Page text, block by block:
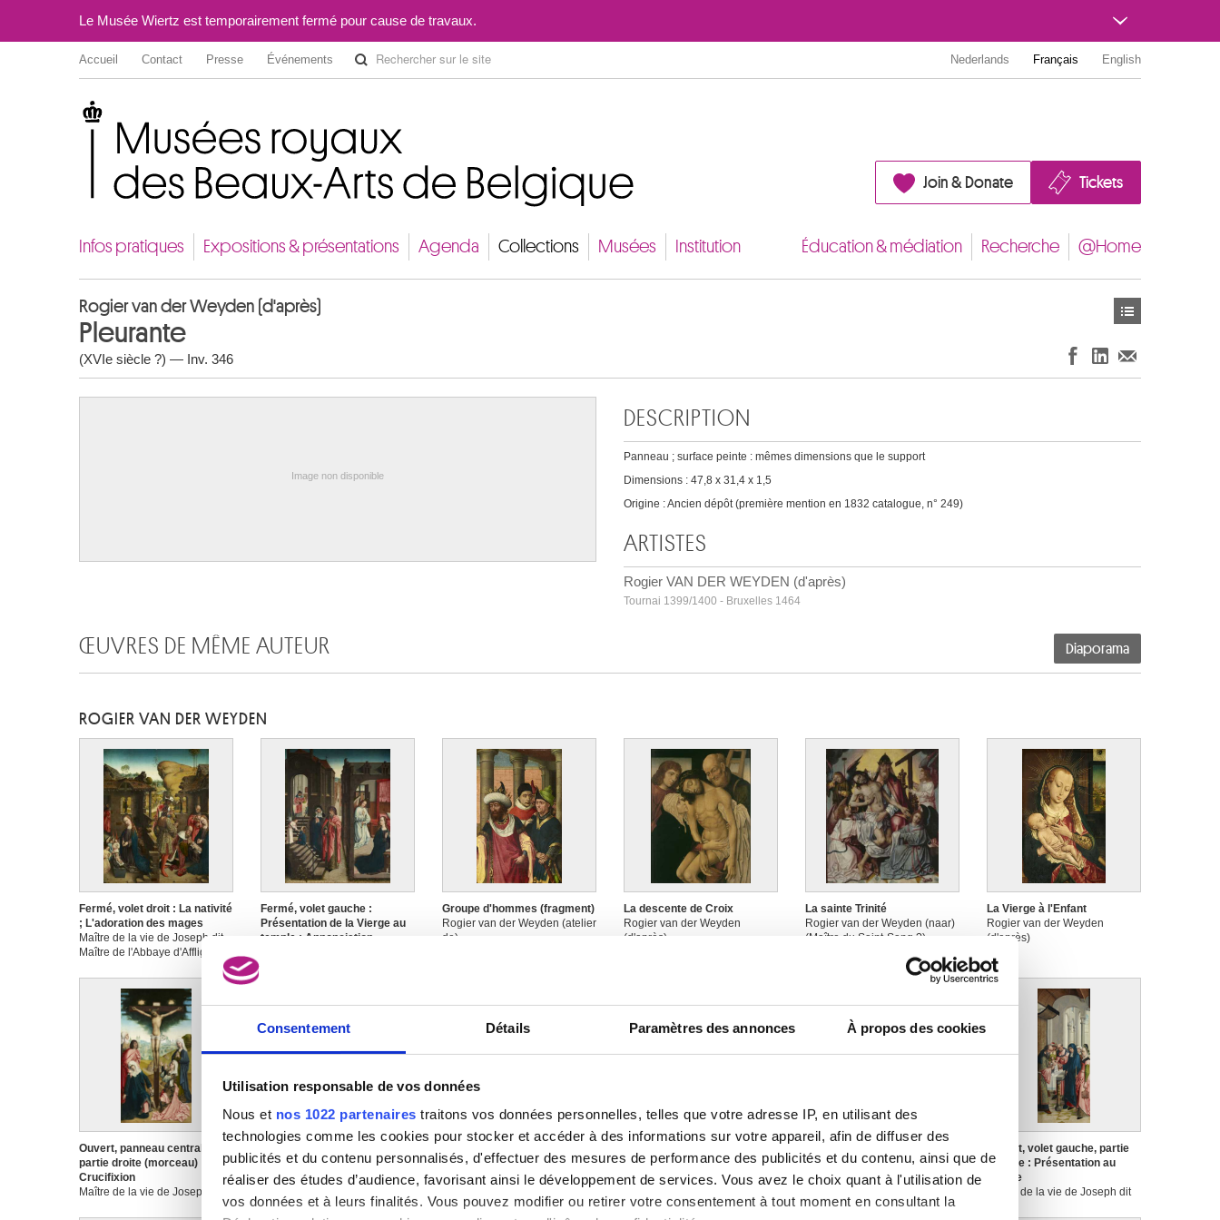
Consentement Détails Paramètres des annonces À propos des cookies
Utilisation responsable de vos données
Nous et nos 1022 partenaires traitons vos données personnelles, telles que votre adresse IP, en utilisant des
technologies comme les cookies pour stocker et accéder à des informations sur votre appareil, afin de diffuser des
publicités et du contenu personnalisés, d'effectuer des mesures de performance des publicités et du contenu, ainsi que de
réaliser des études d’audience, favorisant ainsi le développement de services. Vous avez le choix quant à l'utilisation de
vos données et à leurs finalités. Vous pouvez modifier ou retirer votre consentement à tout moment en consultant la
Le Musée Wiertz est temporairement fermé pour cause de travaux.
Accueil Contact Presse Événements Nederlands Français English
Join & Donate Tickets
Infos pratiques Expositions & présentations Agenda Collections Musées Institution Éducation & médiation Recherche @Home
Rogier van der Weyden (d'après)
Pleurante
(XVIe siècle ?) — Inv. 346
Image non disponible
DESCRIPTION
Panneau ; surface peinte : mêmes dimensions que le support
Dimensions : 47,8 x 31,4 x 1,5
Origine : Ancien dépôt (première mention en 1832 catalogue, n° 249)
ARTISTES
Rogier VAN DER WEYDEN (d'après)
Tournai 1399/1400 - Bruxelles 1464
ŒUVRES DE MÊME AUTEUR Diaporama
ROGIER VAN DER WEYDEN
Fermé, volet droit : La nativité
; L'adoration des mages
Maître de la vie de Joseph dit
Maître de l'Abbaye d'Affligem
Fermé, volet gauche :
Présentation de la Vierge au
temple ; Annonciation
Groupe d'hommes (fragment)
Rogier van der Weyden (atelier
de)
La descente de Croix
Rogier van der Weyden
(d'après)
La sainte Trinité
Rogier van der Weyden (naar)
(Maître du Saint-Sang ?)
La Vierge à l'Enfant
Rogier van der Weyden
(d'après)
Ouvert, panneau central,
partie droite (morceau) :
Crucifixion
Maître de la vie de Joseph dit
partie gauche (morceau) :
Portement de croix
Maître de l'Abbaye d'Affligem
droite : La Vierge, les saintes
femmes, saint Jean, Joseph
endeuillés quittent le
gauche : La mise au tombeau
Maître de la vie de Joseph dit
droite : Jésus parmi les
docteurs
Maître de l'Abbaye d'Affligem
Ouvert, volet gauche, partie
gauche : Présentation au
temple
Maître de la vie de Joseph dit